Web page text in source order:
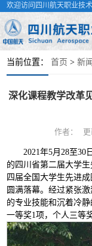
欢迎访问四川航天职业技
当前位置： 首页 >新
深化课程教学改革
作者：
2021年5月28至
的四川省第二届大学
四届全国大学生先进
圆满落幕。经过紧张
的专业技能和沉着冷
一等奖1项，个人三等